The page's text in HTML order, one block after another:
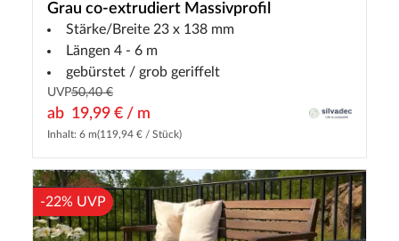
Grau co-extrudiert Massivprofil
Stärke/Breite 23 x 138 mm
Längen 4 - 6 m
gebürstet / grob geriffelt
UVP50,40 €
ab 19,99 € / m
Inhalt: 6 m(119,94 € / Stück)
-22% UVP